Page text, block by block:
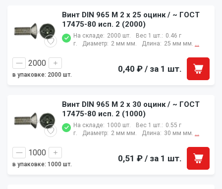
Винт DIN 965 M 2 x 25 оцинк / ~ ГОСТ
17475-80 исп. 2 (2000)
На складе: 2000 шт. Вес 1 шт.: 0.46 г
г.
Диаметр: 2 мм мм. Длина: 25 мм мм. ...
в упаковке: 2000 шт.
0,40 ₽ / за 1 шт.
Винт DIN 965 M 2 x 30 оцинк / ~ ГОСТ
17475-80 исп. 2 (1000)
На складе: 1000 шт. Вес 1 шт.: 0.55 г
г.
Диаметр: 2 мм мм. Длина: 30 мм мм. ...
в упаковке: 1000 шт.
0,51 ₽ / за 1 шт.